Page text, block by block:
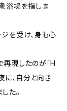
浴場を指しま
を受け、身も心
現したのが「H
に、自分と向き
た。